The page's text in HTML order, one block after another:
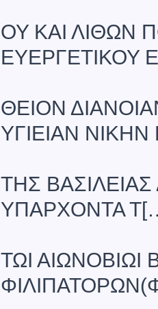
ΟΥ ΚΑΙ ΛΙΘΩΝ
ΕΥΕΡΓΕΤΙΚΟΥ
ΘΕΙΟΝ
ΥΓΙΕΙΑΝ
ΤΗΣ
ΥΠΑΡΧΟΝΤΑ
ΤΩΙ